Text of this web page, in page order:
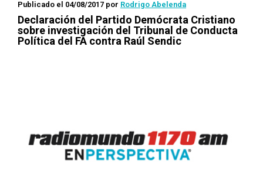
Publicado el 04/08/2017 por Rodrigo Abelenda
Declaración del Partido Demócrata Cristiano
sobre investigación del Tribunal de Conducta
Política del FA contra Raúl Sendic